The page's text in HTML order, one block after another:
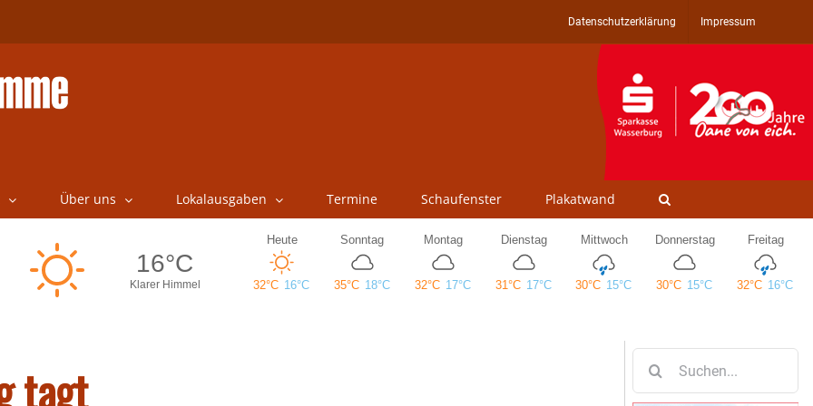
Datenschutzerklärung Impressum
Über uns Lokalausgaben Termine Schaufenster Plakatwand
tagt
nach: